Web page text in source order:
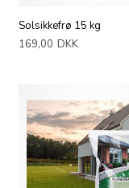
Solsikkefrø 15 kg
169,00 DKK